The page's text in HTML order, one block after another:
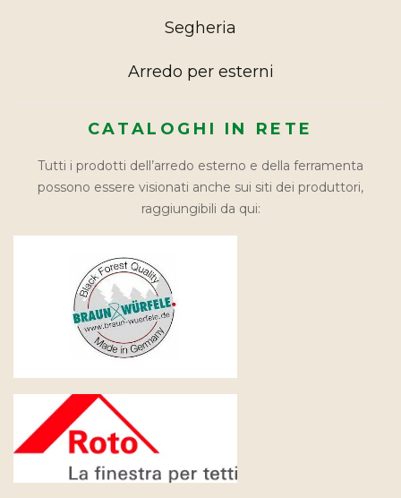
Segheria
Arredo per esterni
CATALOGHI IN RETE
Tutti i prodotti dell’arredo esterno e della ferramenta
possono essere visionati anche sui siti dei produttori,
raggiungibili da qui: